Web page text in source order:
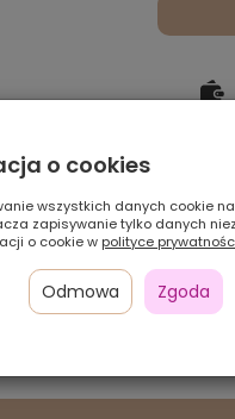
Pamiętaj,
o cookies
wszystkich danych cookie
zapisywanie tylko danych
o cookie w polityce
Odmowa Zgoda